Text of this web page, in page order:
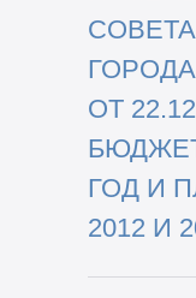
ОТ
ГОД И
2012 И